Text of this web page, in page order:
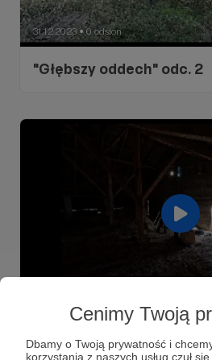
Cenimy Twoją
Dbamy o Twoją prywatność i
korzystania z naszych usług czuł
31.12.2023 ● 0 odsłon
"Głębszy oddech" odc. 2
Jak w 40 sekund zaprosić
płomykówki do stodoły?